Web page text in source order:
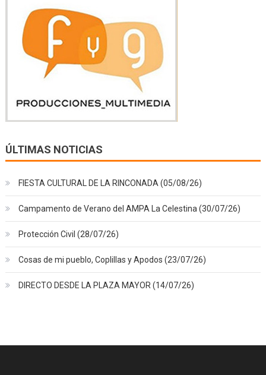
ÚLTIMAS NOTICIAS
FIESTA CULTURAL DE LA RINCONADA (05/08/26)
Campamento de Verano del AMPA La Celestina (30/07/26)
Protección Civil (28/07/26)
Cosas de mi pueblo, Coplillas y Apodos (23/07/26)
DIRECTO DESDE LA PLAZA MAYOR (14/07/26)